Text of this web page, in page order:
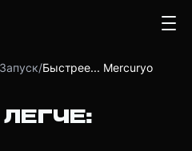
Запуск/Быстрее... Mercuryo